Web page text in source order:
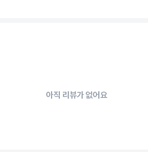
아직 리뷰가 없어요